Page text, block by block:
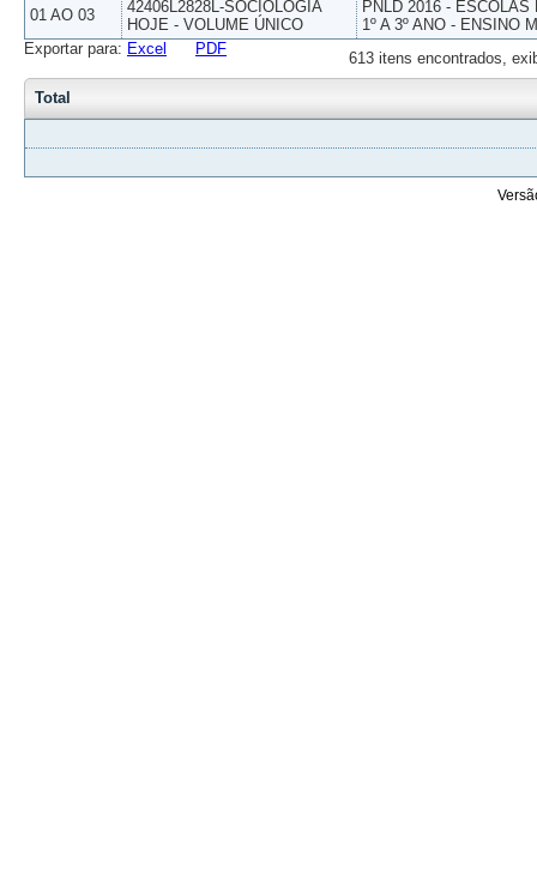
01 AO 03
42406L2828L-SOCIOLOGIA
HOJE - VOLUME ÚNICO
PNLD 2016 -
1º A 3º ANO - ENSINO
613 itens encontrados,
Exportar para: Excel PDF
Total